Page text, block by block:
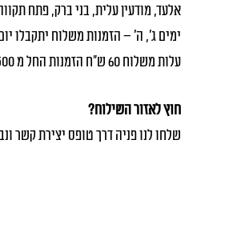
אלעד, מודעין עלית, בני ברק, פתח
ימים ג׳, ה' – הזמנות משלוח יתקבלו יום
עלות משלוח 60 ש"ח הזמנות החל מ 500 ש"ח
חוץ לאזור השילוח?
שלחו לנו פניהדרך טופס יצירת קשר